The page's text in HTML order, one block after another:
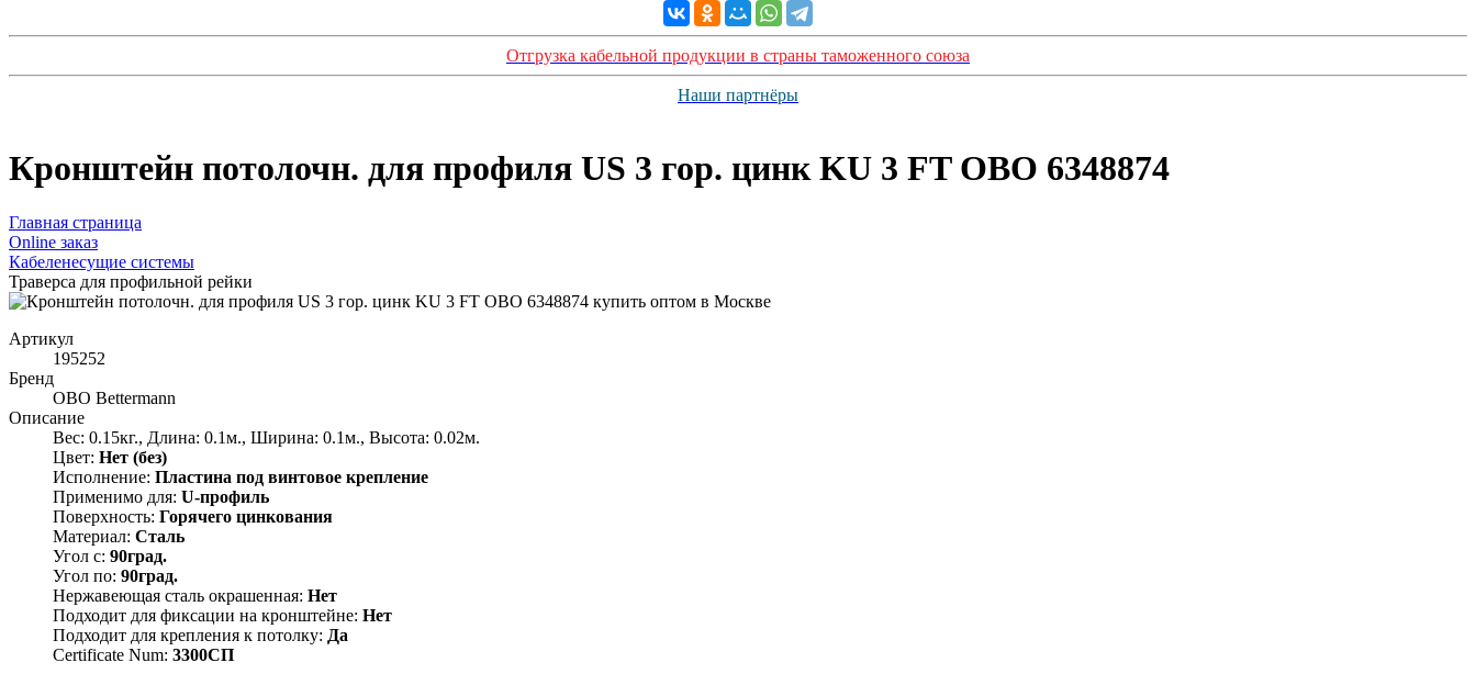
Отгрузка кабельной продукции в страны таможенного союза
Наши партнёры
Кронштейн потолочн. для профиля US 3 гор. цинк KU 3 FT OBO 6348874
Главная страница
Оnline заказ
Кабеленесущие системы
Траверса для профильной рейки
Артикул
195252
Бренд
OBO Bettermann
Описание
Вес: 0.15кг., Длина: 0.1м., Ширина: 0.1м., Высота: 0.02м.
Цвет: Нет (без)
Исполнение: Пластина под винтовое крепление
Применимо для: U-профиль
Поверхность: Горячего цинкования
Материал: Сталь
Угол с: 90град.
Угол по: 90град.
Нержавеющая сталь окрашенная: Нет
Подходит для фиксации на кронштейне: Нет
Подходит для крепления к потолку: Да
Certificate Num: 3300СП